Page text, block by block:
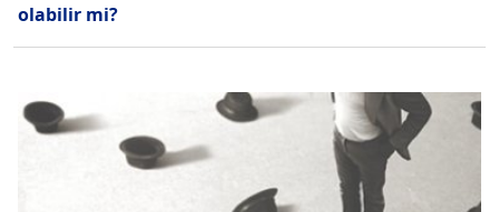
olabilir mi?